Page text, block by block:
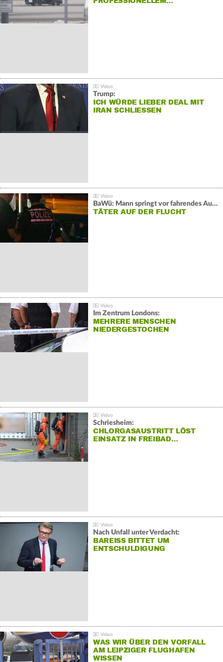
Trump:
ICH WÜRDE LIEBER DEAL MIT
IRAN SCHLIESSEN
BaWü: Mann springt vor fahrendes Auto und schießt
TÄTER AUF DER FLUCHT
Im Zentrum Londons:
MEHRERE MENSCHEN
NIEDERGESTOCHEN
Schriesheim:
CHLORGASAUSTRITT LÖST
EINSATZ IN FREIBAD…
Nach Unfall unter Verdacht:
BAREISS BITTET UM E
NTSCHULDIGUNG
WAS WIR ÜBER DEN VORFALL
AM LEIPZIGER FLUGHAFEN
WISSEN